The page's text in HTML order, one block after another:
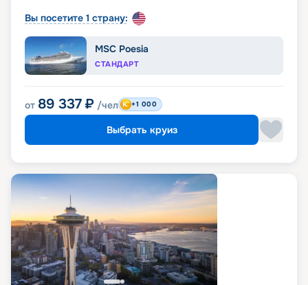
Вы посетите 1 страну:
MSC Poesia
СТАНДАРТ
от 89 337 ₽ /чел +1 000
Выбрать круиз